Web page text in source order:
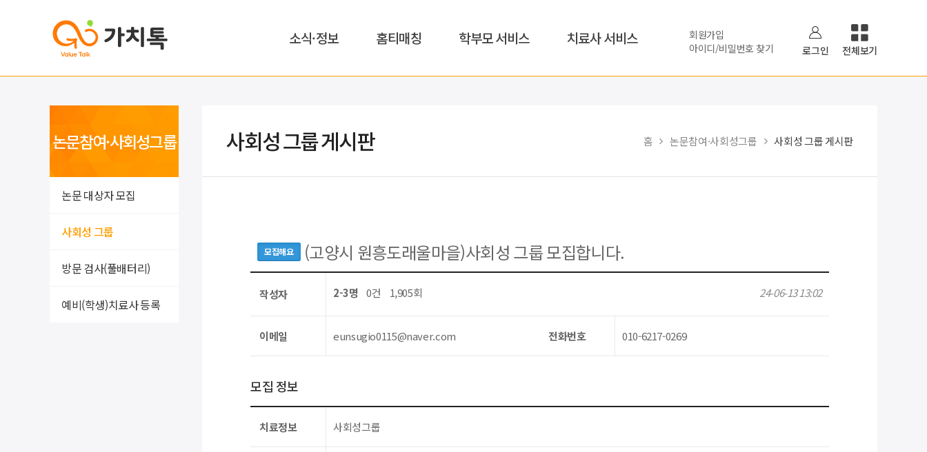
소식·정보 홈티매칭 학부모 서비스 치료사 서비스
회원가입
아이디/비밀번호 찾기
로그인 전체보기
논문참여·사회성그룹
논문 대상자 모집
사회성 그룹
방문 검사(풀배터리)
예비(학생)치료사 등록
사회성 그룹 게시판 홈 논문참여·사회성그룹 사회성 그룹 게시판
모집해요 (고양시 원흥도래울마을)사회성 그룹 모집합니다.
작성자 2-3명 0건 1,905회 24-06-13 13:02
이메일 eunsugio0115@naver.com 전화번호 010-6217-0269
모집 정보
치료정보 사회성그룹